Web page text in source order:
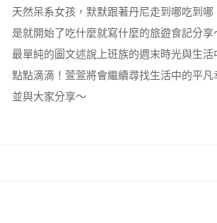
天然呆系女孩，默默跟著丹尼走到哪吃到哪
是就開始了吃什麼就寫什麼的旅遊食記分享
最單純的圖文述說上班族的週末時光與生活
點點滴滴！萱萱將會繼續尋找生活中的平凡
並與大家分享～